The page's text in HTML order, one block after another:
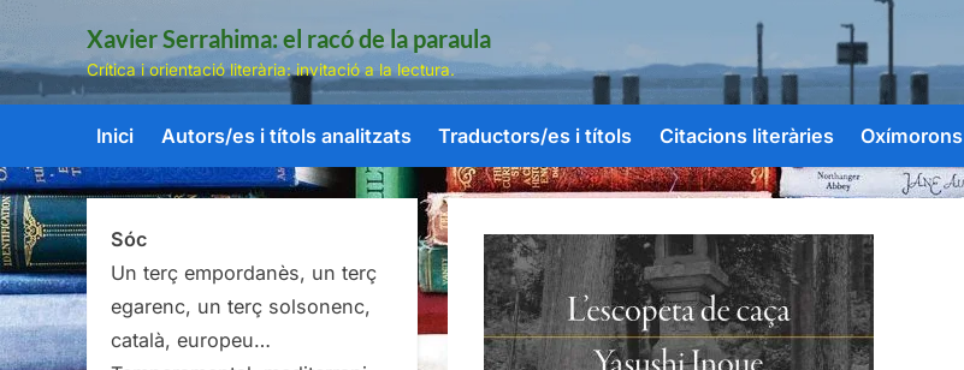
Skip
content
Xavier Serrahima: el racó de la paraula
Crítica i orientació literària: invitació a la lectura.
Inici Autors/es i títols analitzats Traductors/es i títols Citacions literàries Oxímorons
Sóc
Un terç empordanès, un terç
egarenc, un terç solsonenc,
català, europeu…